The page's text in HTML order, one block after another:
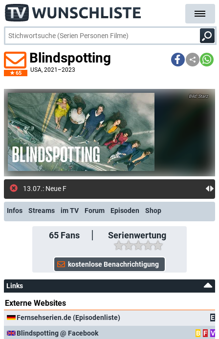
65
Blindspotting
USA, 2021–2023
Starz
13.07.: Neue Folge: Das
Infos Streams im TV Forum Episoden Shop
65Fans Serienwertung
Links
Externe Websites
Fernsehserien.de (Episodenliste)
E
Blindspotting @ Facebook
B F V